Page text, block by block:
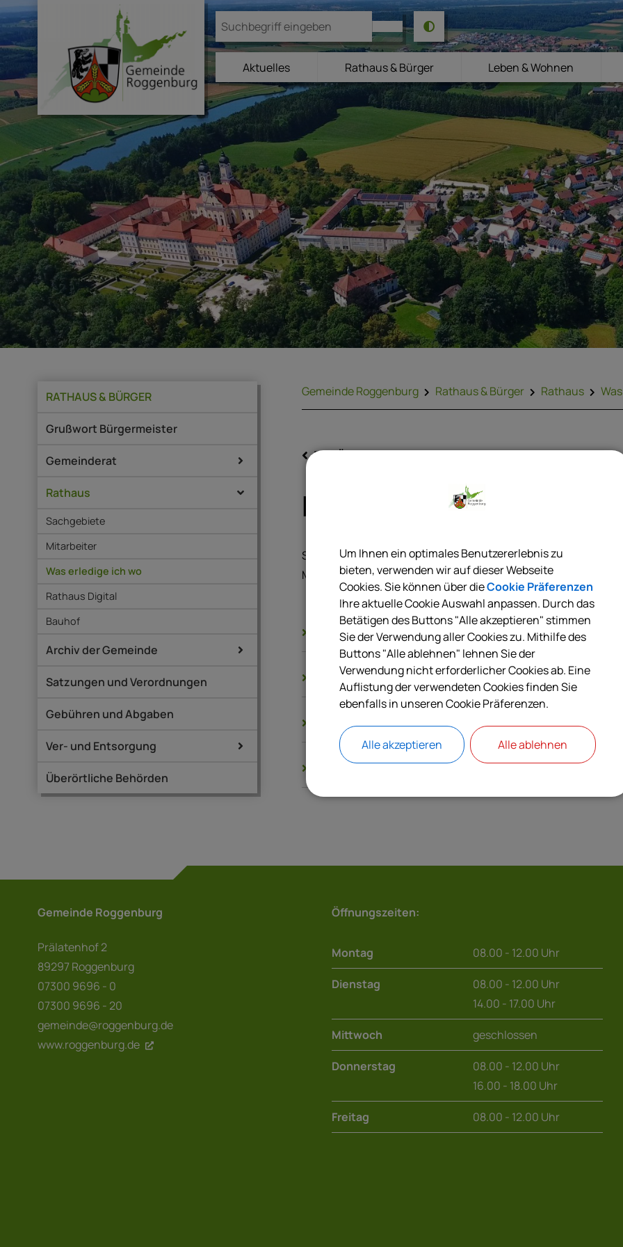
Aktuelles Rathaus & Bürger Leben & Wohnen
RATHAUS & BÜRGER
Grußwort Bürgermeister
Gemeinderat
Rathaus
Sachgebiete
Mitarbeiter
Was erledige ich wo
Rathaus Digital
Bauhof
Archiv der Gemeinde
Satzungen und Verordnungen
Gebühren und Abgaben
Ver- und Entsorgung
Überörtliche Behörden
Gemeinde Roggenburg Rathaus & Bürger Rathaus
ZURÜCK
Marktordnung; Erlass
Städte und Gemeinden können für die Abhaltung und
Märkten Satzungen erlassen.
Langbeschreibung
Rechtsbehelf
Rechtsgrundlagen
Verantwortliche Behörde
Gemeinde Roggenburg
Prälatenhof 2
89297 Roggenburg
07300 9696 - 0
07300 9696 - 20
gemeinde@roggenburg.de
www.roggenburg.de
Öffnungszeiten:
Montag 08.00 - 12.00 Uhr
Dienstag
08.00 - 12.00 Uhr
14.00 - 17.00 Uhr
Mittwoch geschlossen
Donnerstag
08.00 - 12.00 Uhr
16.00 - 18.00 Uhr
Freitag 08.00 - 12.00 Uhr
Um Ihnen ein optimales Benutzererlebnis zu
bieten, verwenden wir auf dieser Webseite
Cookies. Sie können über dieCookie Präferenzen
Ihre aktuelle Cookie Auswahl anpassen. Durch das
Betätigen des Buttons "Alle akzeptieren" stimmen
Sie der Verwendung aller Cookies zu. Mithilfe des
Buttons "Alle ablehnen" lehnen Sie der
Verwendung nicht erforderlicher Cookies ab. Eine
Auflistung der verwendeten Cookies finden Sie
ebenfalls in unseren Cookie Präferenzen.
Alle akzeptieren Alle ablehnen